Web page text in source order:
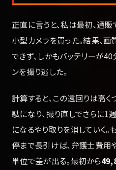
正直に言うと、私は最初、通
小型カメラを買った。結果、
できず、しかもバッテリーが
ンを撮り逃した。
計算すると、この遠回りは高
駄になり、撮り直しでさらに1
になるやり取りを消していく
停まで長引けば、弁護士費
単位で差が出る。最初から